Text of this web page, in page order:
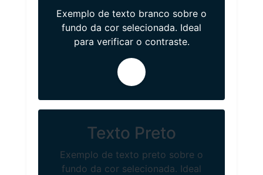
Exemplo de texto branco sobre o
fundo da cor selecionada. Ideal
para verificar o contraste.
Texto Preto
Exemplo de texto preto sobre o
fundo da cor selecionada. Ideal